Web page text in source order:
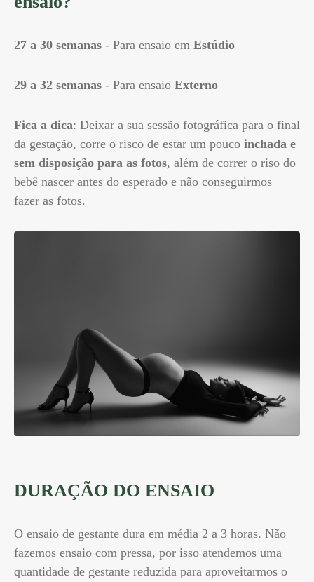
27 a 30 semanas - Para ensaio em Estúdio
29 a 32 semanas - Para ensaio Externo
Fica a dica: Deixar a sua sessão fotográfica para o final
da gestação, corre o risco de estar um pouco inchada e
sem disposição para as fotos, além de correr o riso do
bebê nascer antes do esperado e não conseguirmos
fazer as fotos.
DURAÇÃO DO ENSAIO
O ensaio de gestante dura em média 2 a 3 horas. Não
fazemos ensaio com pressa, por isso atendemos uma
quantidade de gestante reduzida para aproveitarmos o